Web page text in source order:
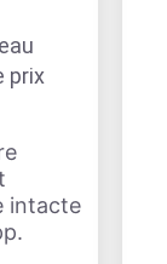
prix
intacte